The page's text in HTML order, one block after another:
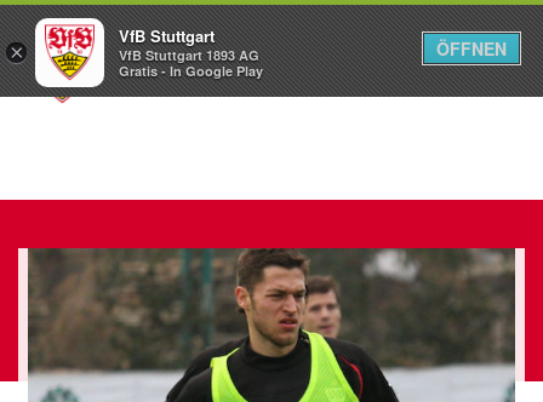
Menü
×
VfB Stuttgart
VfB Stuttgart 1893 AG
Gratis - In Google Play
ÖFFNEN